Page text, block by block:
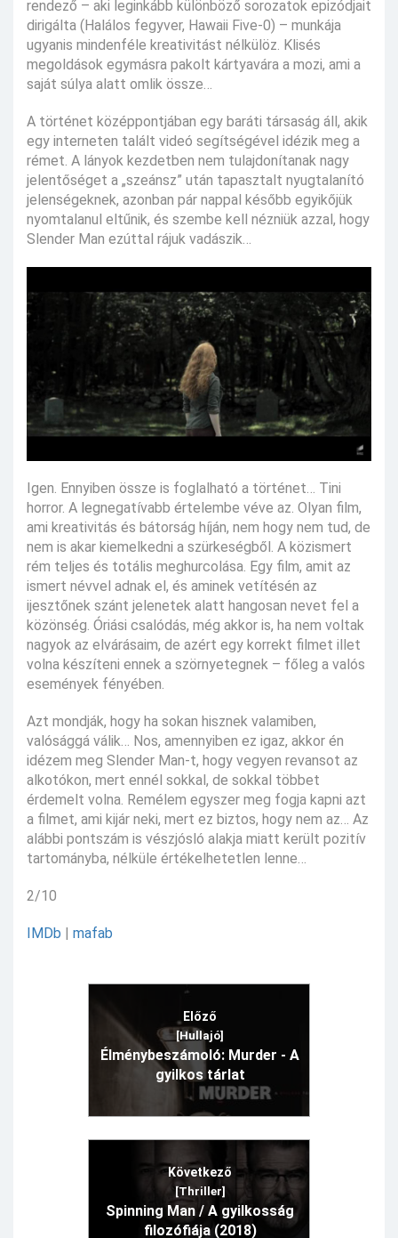
rendező – aki leginkább különböző sorozatok epizódjait
dirigálta (Halálos fegyver, Hawaii Five-0) – munkája
ugyanis mindenféle kreativitást nélkülöz. Klisés
megoldások egymásra pakolt kártyavára a mozi, ami a
saját súlya alatt omlik össze…
A történet középpontjában egy baráti társaság áll, akik
egy interneten talált videó segítségével idézik meg a
rémet. A lányok kezdetben nem tulajdonítanak nagy
jelentőséget a „szeánsz” után tapasztalt nyugtalanító
jelenségeknek, azonban pár nappal később egyikőjük
nyomtalanul eltűnik, és szembe kell nézniük azzal, hogy
Slender Man ezúttal rájuk vadászik…
Igen. Ennyiben össze is foglalható a történet… Tini
horror. A legnegatívabb értelembe véve az. Olyan film,
ami kreativitás és bátorság híján, nem hogy nem tud, de
nem is akar kiemelkedni a szürkeségből. A közismert
rém teljes és totális meghurcolása. Egy film, amit az
ismert névvel adnak el, és aminek vetítésén az
ijesztőnek szánt jelenetek alatt hangosan nevet fel a
közönség. Óriási csalódás, még akkor is, ha nem voltak
nagyok az elvárásaim, de azért egy korrekt filmet illet
volna készíteni ennek a szörnyetegnek – főleg a valós
események fényében.
Azt mondják, hogy ha sokan hisznek valamiben,
valósággá válik… Nos, amennyiben ez igaz, akkor én
idézem meg Slender Man-t, hogy vegyen revansot az
alkotókon, mert ennél sokkal, de sokkal többet
érdemelt volna. Remélem egyszer meg fogja kapni azt
a filmet, ami kijár neki, mert ez biztos, hogy nem az… Az
alábbi pontszám is vészjósló alakja miatt került pozitív
tartományba, nélküle értékelhetetlen lenne…
2/10
IMDb | mafab
Előző
[Hullajó]
Élménybeszámoló: Murder - A
gyilkos tárlat
Következő
[Thriller]
Spinning Man / A gyilkosság
filozófiája (2018)